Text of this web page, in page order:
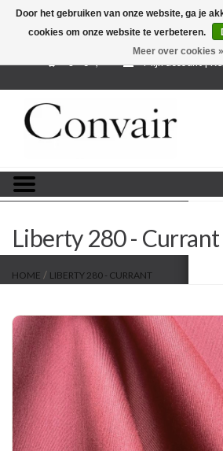
Gratis verzending bij aankoop vanaf
0 - €--,--
Mijn account |
Stoffen per meter
Restanten
Liberty 280 - Currant
HOME / LIBERTY 280 - CURRANT
Door het gebruiken van onze website, ga je
cookies om onze website te verbeteren.
Meer over cookies »